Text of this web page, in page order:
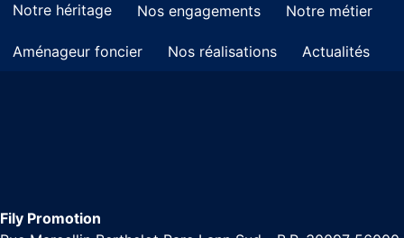
Notre héritage Nos engagements Notre métier
Aménageur foncier Nos réalisations Actualités
Fily Promotion